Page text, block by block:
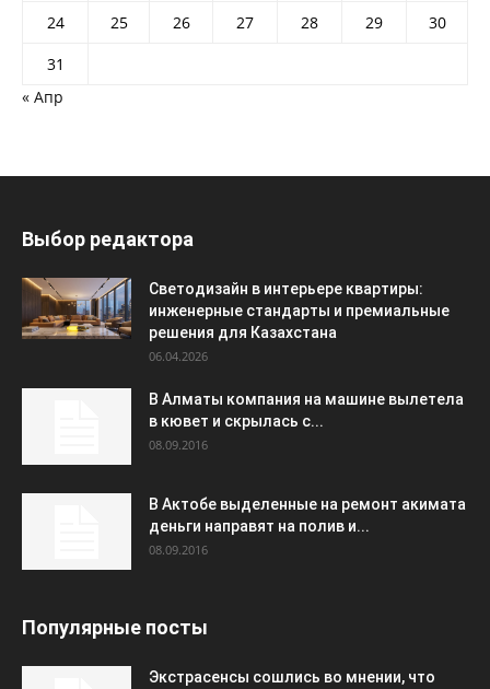
24
25 26 27 28 29
30
31
« Апр
Выбор редактора
Светодизайн в интерьере квартиры:
инженерные стандарты и премиальные
решения для Казахстана
06.04.2026
В Алматы компания на машине вылетела
в кювет и скрылась с...
08.09.2016
В Актобе выделенные на ремонт акимата
деньги направят на полив и...
08.09.2016
Популярные посты
Экстрасенсы сошлись во мнении, что